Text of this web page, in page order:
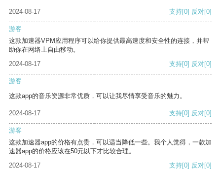
2024-08-17 支持[0] 反对[0]
游客
这款加速器VPM应用程序可以给你提供最高速度和安全性的连接，并帮
助你在网络上自由移动。
2024-08-17
支持[0] 反对[0]
游客
这款app的音乐资源非常优质，可以让我尽情享受音乐的魅力。
2024-08-17 支持[0] 反对[0]
游客
这款加速器app的价格有点贵，可以适当降低一些。我个人觉得，一款加
速器app的价格应该在50元以下才比较合理。
2024-08-17
支持[0] 反对[0]